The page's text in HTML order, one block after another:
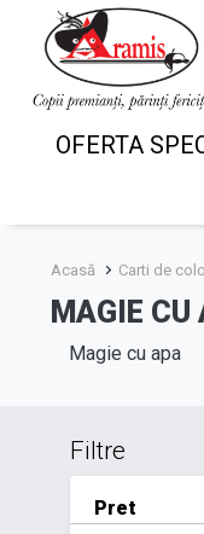
OFERTA
Acasă Carti de
MAGIE CU
Magie cu apa
Filtre
Pret